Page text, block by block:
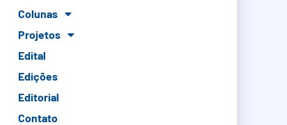
Colunas
Projetos
Edital
Edições
Editorial
Contato